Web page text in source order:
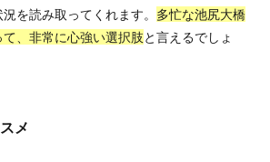
を読み取ってくれます。 多忙な池尻大橋
、非常に心強い選択肢と言えるでしょ
メ